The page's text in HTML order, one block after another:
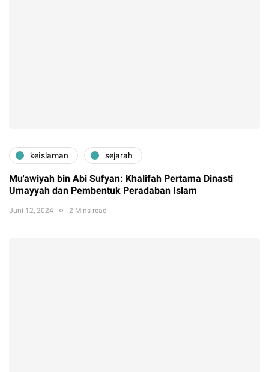
keislaman sejarah
Mu'awiyah bin Abi Sufyan: Khalifah Pertama Dinasti
Umayyah dan Pembentuk Peradaban Islam
Juni 12, 2024 2 Mins read